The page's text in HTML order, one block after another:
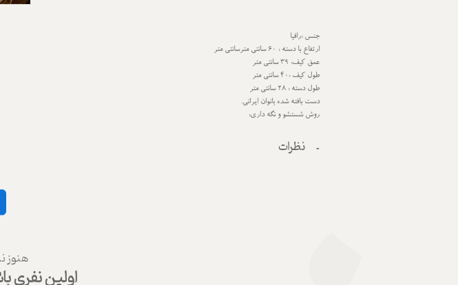
جنس :رافیا
ارتفاع با دسته : 60 سانتی مترسانتی متر
عمق کیف: 39 سانتی متر
طول کیف :40 سانتی متر
طول دسته : 28 سانتی متر
دست بافته شده بانوان ایرانی.
روش شستشو و نگه داری:
نظرات
هنوز
اولین نفری